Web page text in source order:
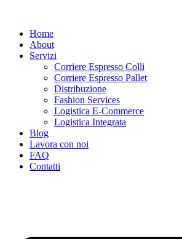
Home
About
Servizi
Corriere Espresso Colli
Corriere Espresso Pallet
Distribuzione
Fashion Services
Logistica E-Commerce
Logistica Integrata
Blog
Lavora con noi
FAQ
Contatti